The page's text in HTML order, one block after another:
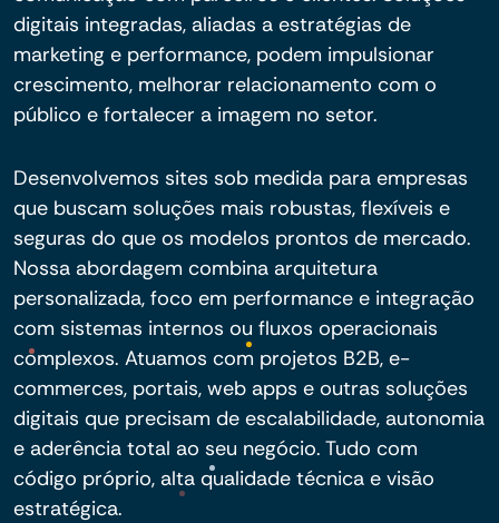
digitais integradas, aliadas a estratégias de
marketing e performance, podem impulsionar
crescimento, melhorar relacionamento com o
público e fortalecer a imagem no setor.
Desenvolvemos sites sob medida para empresas
que buscam soluções mais robustas, flexíveis e
seguras do que os modelos prontos de mercado.
Nossa abordagem combina arquitetura
personalizada, foco em performance e integração
com sistemas internos ou fluxos operacionais
complexos. Atuamos com projetos B2B, e-
commerces, portais, web apps e outras soluções
digitais que precisam de escalabilidade, autonomia
e aderência total ao seu negócio. Tudo com
código próprio, alta qualidade técnica e visão
estratégica.